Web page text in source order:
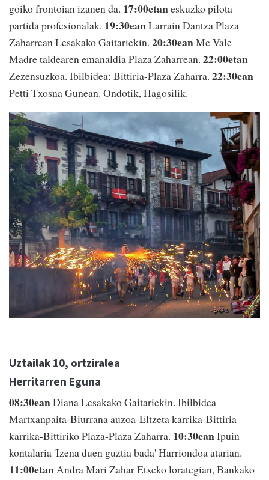
goiko frontoian izanen da. 17:00etaneskuzko pilota
partida profesionalak. 19:30eanLarrain Dantza Plaza
Zaharrean Lesakako Gaitariekin. 20:30eanMe Vale
Madre taldearen emanaldia Plaza Zaharrean. 22:00etan
Zezensuzkoa. Ibilbidea: Bittiria-Plaza Zaharra. 22:30ean
Petti Txosna Gunean. Ondotik, Hagosilik.
Uztailak 10, ortziralea
Herritarren Eguna
08:30eanDiana Lesakako Gaitariekin. Ibilbidea
Martxanpaita-Biurrana auzoa-Eltzeta karrika-Bittiria
karrika-Bittiriko Plaza-Plaza Zaharra. 10:30eanIpuin
kontalaria 'Izena duen guztia bada' Harriondoa atarian.
11:00etanAndra Mari Zahar Etxeko lorategian, Bankako